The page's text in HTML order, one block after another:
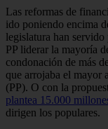
Las reformas de
ido poniendo encima
legislatura han
PP liderar la mayoría
condonación de más
que arrojaba el mayor
(PP). O con la
plantea 15.000
dirigen los populares.